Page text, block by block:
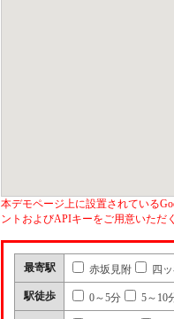
本デモページ上に設置されている
ントおよびAPIキーをご用意いただ
最寄駅 赤坂見附 四
駅徒歩 0～5分 5～10